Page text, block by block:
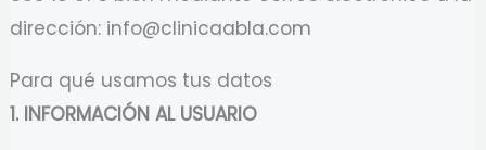
dirección: info@clinicaabla.com
Para qué usamos tus datos
1. INFORMACIÓN AL USUARIO